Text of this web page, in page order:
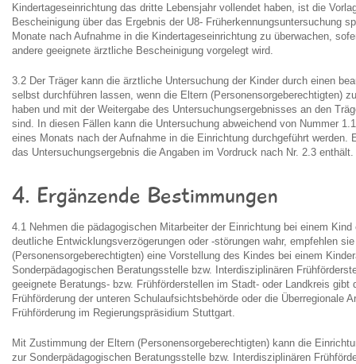
Kindertageseinrichtung das dritte Lebensjahr vollendet haben, ist die
Bescheinigung über das Ergebnis der U8- Früherkennungsuntersuchung
Monate nach Aufnahme in die Kindertageseinrichtung zu überwachen,
andere geeignete ärztliche Bescheinigung vorgelegt wird.
3.2 Der Träger kann die ärztliche Untersuchung der Kinder durch einen
selbst durchführen lassen, wenn die Eltern (Personensorgeberechtigten)
haben und mit der Weitergabe des Untersuchungsergebnisses an den
sind. In diesen Fällen kann die Untersuchung abweichend von Nummer
eines Monats nach der Aufnahme in die Einrichtung durchgeführt werden.
das Untersuchungsergebnis die Angaben im Vordruck nach Nr. 2.3 enthält.
4. Ergänzende Bestimmungen
4.1 Nehmen die pädagogischen Mitarbeiter der Einrichtung bei einem Kind
deutliche Entwicklungsverzögerungen oder -störungen wahr, empfehlen
(Personensorgeberechtigten) eine Vorstellung des Kindes bei einem
Sonderpädagogischen Beratungsstelle bzw. Interdisziplinären
geeignete Beratungs- bzw. Frühförderstellen im Stadt- oder Landkreis gibt
Frühförderung der unteren Schulaufsichtsbehörde oder die Überregionale
Frühförderung im Regierungspräsidium Stuttgart.
Mit Zustimmung der Eltern (Personensorgeberechtigten) kann die
zur Sonderpädagogischen Beratungsstelle bzw. Interdisziplinären